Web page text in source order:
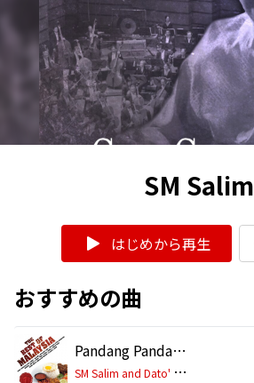
初回30日間無料お試し
SM Salim
はじめから再生
おすすめの曲
Pandang Pandang, Jeling Jeling
S
M Salim and Dato' Sri Siti Nurhaliza